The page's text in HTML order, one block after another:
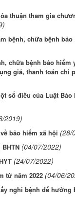
thuận tham gia
bệnh, chữa bệnh
chữa bệnh bảo hiểm
giá, thanh toán chi
số điều của Luật Bảo
2019)
bảo hiểm xã hội (28/
(04/07/2022)
(24/07/2022)
từ năm 2022 (04/06/
nghỉ bệnh để hưởng